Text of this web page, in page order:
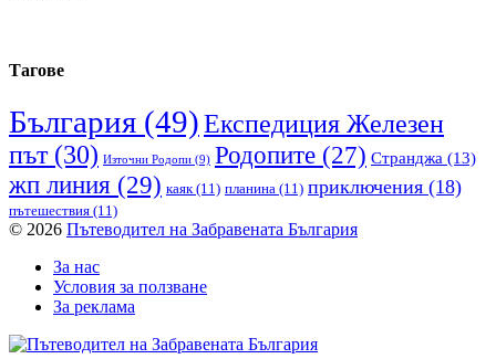
Тагове
България (49)Експедиция Железен
път(30) Източни Родопи (9) Родопите (27) Странджа (13)
жп линия (29) каяк(11) планина (11) приключения (18)
пътешествия (11)
© 2026 Пътеводител на Забравената България
За нас
Условия за ползване
За реклама